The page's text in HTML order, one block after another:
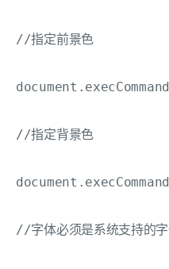
//指定前景色
//指定背景色
//字体必须是系统支持的